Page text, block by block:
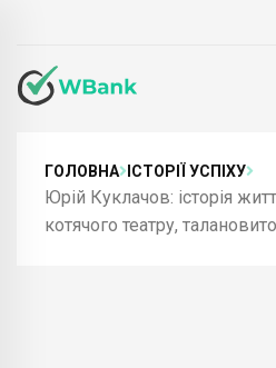
ГОЛОВНА ІСТОРІЇ УСПІХУ
Юрій Куклачов: історія
котячого театру,